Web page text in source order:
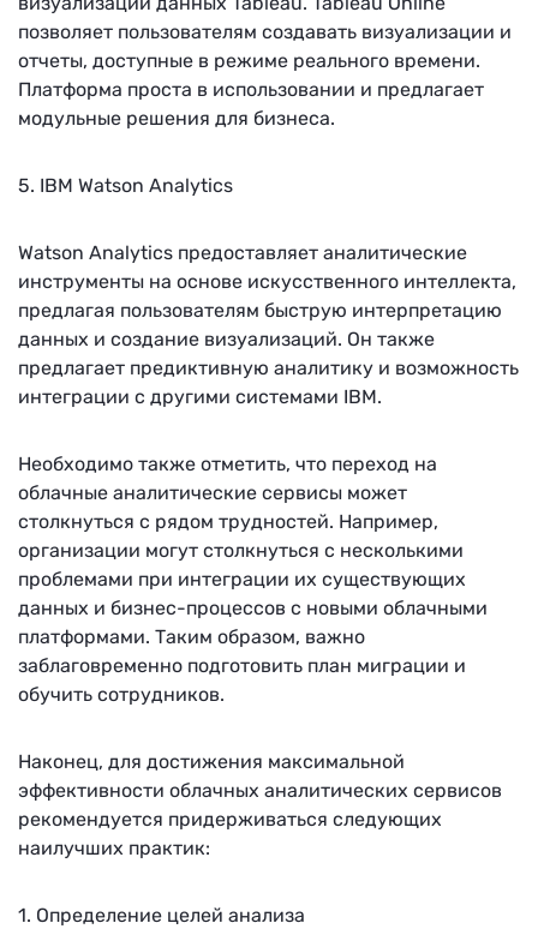
позволяет пользователям создавать визуализации и
отчеты, доступные в режиме реального времени.
Платформа проста в использовании и предлагает
модульные решения для бизнеса.
5. IBM Watson Analytics
Watson Analytics предоставляет аналитические
инструменты на основе искусственного интеллекта,
предлагая пользователям быструю интерпретацию
данных и создание визуализаций. Он также
предлагает предиктивную аналитику и возможность
интеграции с другими системами IBM.
Необходимо также отметить, что переход на
облачные аналитические сервисы может
столкнуться с рядом трудностей. Например,
организации могут столкнуться с несколькими
проблемами при интеграции их существующих
данных и бизнес-процессов с новыми облачными
платформами. Таким образом, важно
заблаговременно подготовить план миграции и
обучить сотрудников.
Наконец, для достижения максимальной
эффективности облачных аналитических сервисов
рекомендуется придерживаться следующих
наилучших практик:
1. Определение целей анализа